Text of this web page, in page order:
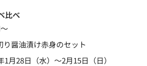
比べ
り醤油漬け赤身のセット
月28日（水）～2月15日（日）